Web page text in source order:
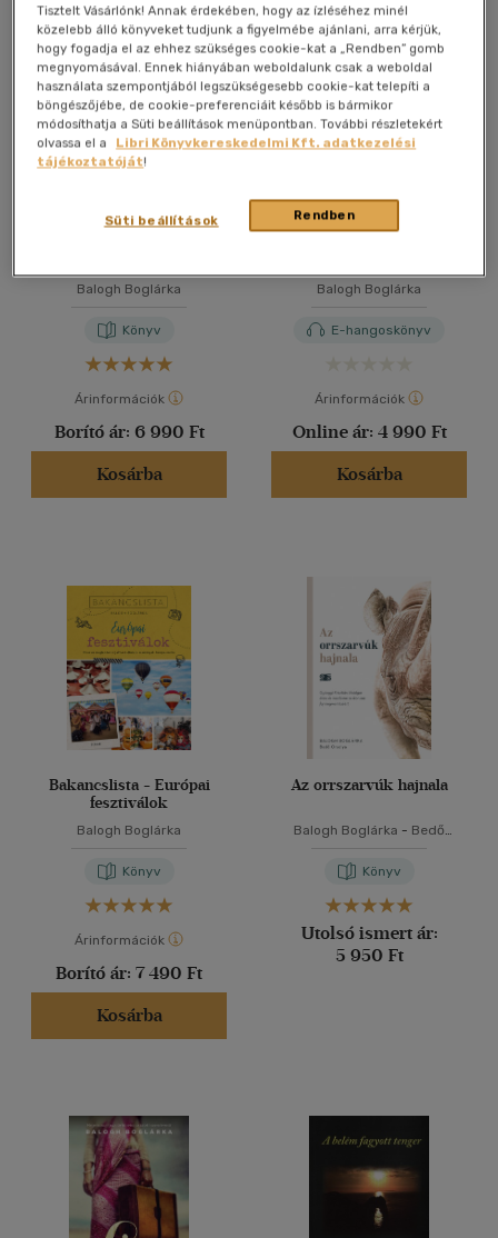
40 db / oldal
Alkalmaz
Összesen6db
Balogh Boglárka
Könyv
Árinformációk
Borító ár: 6 990 Ft
Kosárba
Balogh Boglárka
E-hangoskönyv
Árinformációk
Online ár: 4 990 Ft
Kosárba
Bakancslista - Európai
fesztiválok
Balogh Boglárka
Könyv
Árinformációk
Borító ár: 7 490 Ft
Kosárba
Az orrszarvúk hajnala
Balogh Boglárka - Bedő
Könyv
Utolsó ismert ár:
5 950 Ft
Tisztelt Vásárlónk! Annak érdekében, hogy az ízléséhez minél
közelebb álló könyveket tudjunk a figyelmébe ajánlani, arra kérjük,
hogy fogadja el az ehhez szükséges cookie-kat a „Rendben” gomb
megnyomásával. Ennek hiányában weboldalunk csak a weboldal
használata szempontjából legszükségesebb cookie-kat telepíti a
böngészőjébe, de cookie-preferenciáit később is bármikor
módosíthatja a Süti beállítások menüpontban. További részletekért
olvassa el a
Libri Könyvkereskedelmi Kft. adatkezelési
tájékoztatóját!
Rendben
Süti beállítások